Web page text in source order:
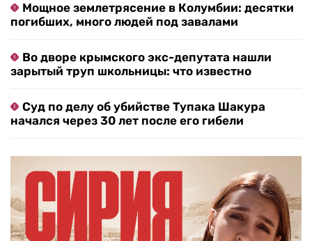
Мощное землетрясение в Колумбии: десятки
погибших, много людей под завалами
Во дворе крымского экс-депутата нашли
зарытый труп школьницы: что известно
Суд по делу об убийстве Тупака Шакура
начался через 30 лет после его гибели